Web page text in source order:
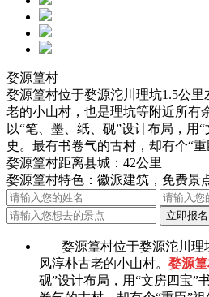
婺源篁村
婺源篁村位于婺源沱川理坑1.5公
老的小山村，也是理坑等附近所有
以“笔、墨、纸、砚”设计布局，用
史。最有书卷气的古村，却有个“重
婺源篁村距离县城：42公里
婺源篁村特色：徽派建筑，免费景
婺源篁村位于婺源沱川理
风淳朴古老的小山村。 婺源
砚”设计布局，用“文房四宝”